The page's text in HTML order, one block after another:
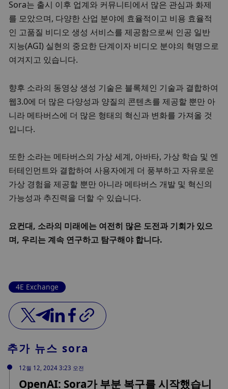
Sora는 출시 이후 업계와 커뮤니티에서 많은 관심과 화제
를 모았으며, 다양한 산업 분야에 효율적이고 비용 효율적
인 고품질 비디오 생성 서비스를 제공함으로써 인공 일반
지능(AGI) 실현의 중요한 단계이자 비디오 분야의 혁명으로
여겨지고 있습니다.
향후 소라의 동영상 생성 기술은 블록체인 기술과 결합하여
웹3.0에 더 많은 다양성과 양질의 콘텐츠를 제공할 뿐만 아
니라 메타버스에 더 많은 형태의 혁신과 변화를 가져올 것
입니다.
또한 소라는 메타버스의 가상 세계, 아바타, 가상 학습 및 엔
터테인먼트와 결합하여 사용자에게 더 풍부하고 자유로운
가상 경험을 제공할 뿐만 아니라 메타버스 개발 및 혁신의
가능성과 추진력을 더할 수 있습니다.
요컨대, 소라의 미래에는 여전히 많은 도전과 기회가 있으
며, 우리는 계속 연구하고 탐구해야 합니다.
4E Exchange
추가 뉴스 sora
12월 12, 2024 3:23 오전
OpenAI: Sora가 부분 복구를 시작했습니